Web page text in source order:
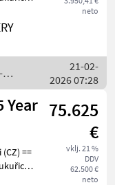
neto
(DE)
21-02-
2026 07:28
Year 75.625
€
vklj. 21 %
DDV
62.500 €
neto
==